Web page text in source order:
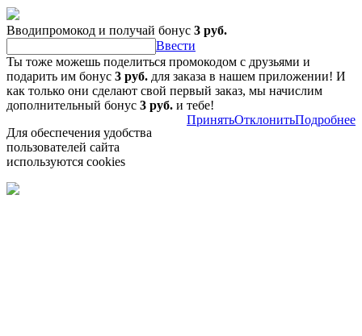
Вводипромокод и получай бонус 3 руб.
Ввести
Ты тоже можешь поделиться промокодом с друзьями и
подарить им бонус 3 руб. для заказа в нашем приложении! И
как только они сделают свой первый заказ, мы начислим
дополнительный бонус 3 руб. и тебе!
Для обеспечения удобства
пользователей сайта
используются cookies
ПринятьОтклонитьПодробнее